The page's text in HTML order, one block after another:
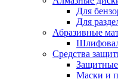
Для
Для
Абразивные
Средства
Маски и